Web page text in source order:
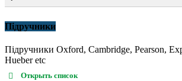
Підручники
Підручники Oxford, Cambridge, Pearson,
Hueber etc
Открыть список